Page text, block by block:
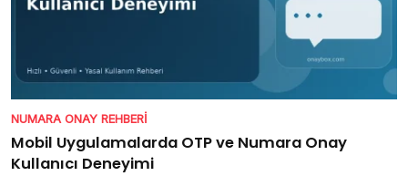
NUMARA ONAY REHBERI
Mobil Uygulamalarda OTP ve Numara Onay
Kullanıcı Deneyimi